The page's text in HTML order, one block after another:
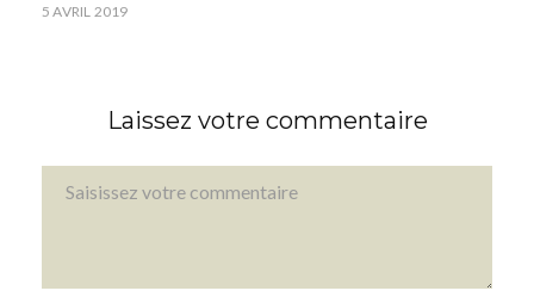
5 AVRIL 2019
Laissez votre commentaire